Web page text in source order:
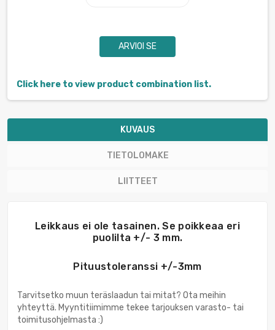
ARVIOI SE
Click here to view product combination list.
KUVAUS
TIETOLOMAKE
LIITTEET
Leikkaus ei ole tasainen. Se poikkeaa eri
puolilta +/- 3 mm.
Pituustoleranssi +/-3mm
Tarvitsetko muun teräslaadun tai mitat? Ota meihin
yhteyttä. Myyntitiimimme tekee tarjouksen varasto- tai
toimitusohjelmasta :)